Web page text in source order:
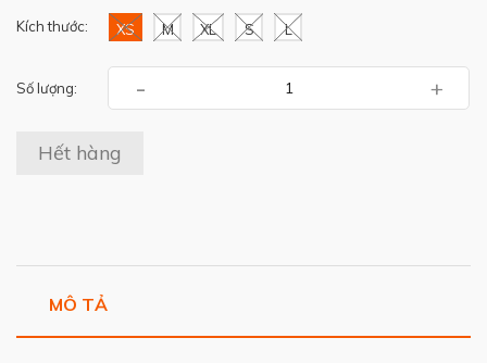
Kích thước: XS M XL S L
Số lượng: - +
Hết hàng
MÔ TẢ